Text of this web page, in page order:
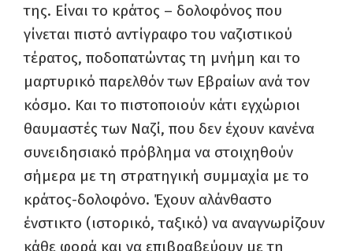
της. Είναι το κράτος – δολοφόνος που
γίνεται πιστό αντίγραφο του ναζιστικού
τέρατος, ποδοπατώντας τη μνήμη και το
μαρτυρικό παρελθόν των Εβραίων ανά τον
κόσμο. Και το πιστοποιούν κάτι εγχώριοι
θαυμαστές των Ναζί, που δεν έχουν κανένα
συνειδησιακό πρόβλημα να στοιχηθούν
σήμερα με τη στρατηγική συμμαχία με το
κράτος-δολοφόνο. Έχουν αλάνθαστο
ένστικτο (ιστορικό, ταξικό) να αναγνωρίζουν
κάθε φορά και να επιβραβεύουν με τη